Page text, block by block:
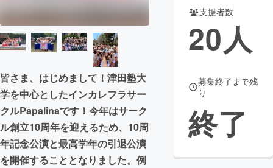
CAMPFIREふるさと納税machi-ya コミュニティ
皆さま、はじめまして！津田塾大
学を中心としたインカレフラサー
クルPapalinaです！今年はサーク
ル創立10周年を迎えるため、10周
年記念公演と最高学年の引退公演
を開催することとなりました。例
支援者数
20人
募集終了まで残
り
終了